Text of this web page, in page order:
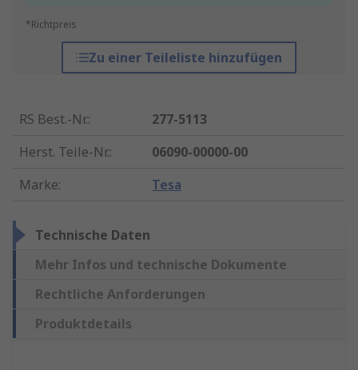
*Richtpreis
Zu einer Teileliste hinzufügen
RS Best.-Nr.:
277-5113
Herst. Teile-Nr.:
06090-00000-00
Marke: Tesa
Technische Daten
Mehr Infos und technische Dokumente
Rechtliche Anforderungen
Produktdetails